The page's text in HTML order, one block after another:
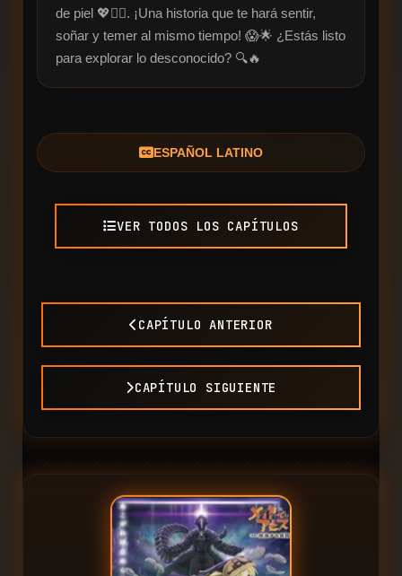
de piel 💖🧗‍♀️. ¡Una historia que te hará sentir,
soñar y temer al mismo tiempo! 😱🌟 ¿Estás listo
para explorar lo desconocido? 🔍🔥
ESPAÑOL LATINO
VER TODOS LOS CAPÍTULOS
CAPÍTULO ANTERIOR
CAPÍTULO SIGUIENTE